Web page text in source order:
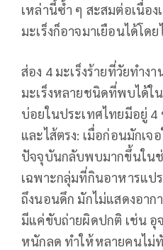
เหล่านี้ซ้ำ ๆ สะสมต่อเนื่อง
มะเร็งก็อาจมาเยือนได้โด
ส่อง 4 มะเร็งร้ายที่วัยทำง
มะเร็งหลายชนิดที่พบได้
บ่อยในประเทศไทยมีอยู่
และไส้ตรง: เมื่อก่อนมักเ
ปัจจุบันกลับพบมากขึ้นในช่
เฉพาะกลุ่มที่กินอาหารแป
ถึงนอนดึก มักไม่แสดงอาก
มีแค่ขับถ่ายผิดปกติ เช่น อุ
หนักลด ทำให้หลายคนไม่